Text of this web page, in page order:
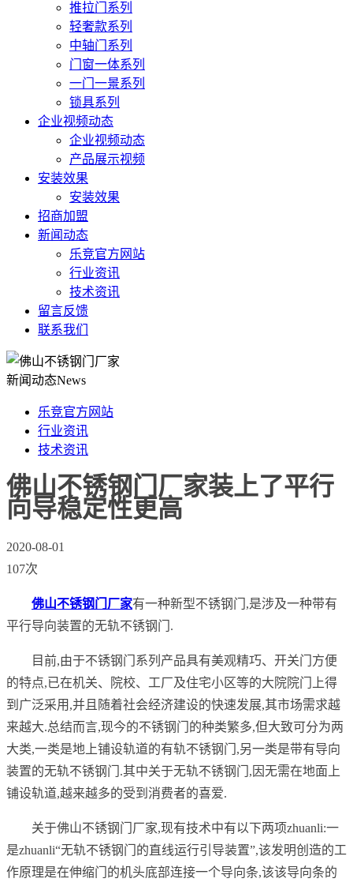
推拉门系列
轻奢款系列
中轴门系列
门窗一体系列
一门一景系列
锁具系列
企业视频动态
企业视频动态
产品展示视频
安装效果
安装效果
招商加盟
新闻动态
乐竞官方网站
行业资讯
技术资讯
留言反馈
联系我们
新闻动态News
乐竞官方网站
行业资讯
技术资讯
佛山不锈钢门厂家装上了平行
向导稳定性更高
2020-08-01
107次
佛山不锈钢门厂家有一种新型不锈钢门,是涉及一种带有
平行导向装置的无轨不锈钢门.
目前,由于不锈钢门系列产品具有美观精巧、开关门方便
的特点,已在机关、院校、工厂及住宅小区等的大院院门上得
到广泛采用,并且随着社会经济建设的快速发展,其市场需求越
来越大.总结而言,现今的不锈钢门的种类繁多,但大致可分为两
大类,一类是地上铺设轨道的有轨不锈钢门,另一类是带有导向
装置的无轨不锈钢门.其中关于无轨不锈钢门,因无需在地面上
铺设轨道,越来越多的受到消费者的喜爱.
关于佛山不锈钢门厂家,现有技术中有以下两项zhuanli:一
是zhuanli“无轨不锈钢门的直线运行引导装置”,该发明创造的工
作原理是在伸缩门的机头底部连接一个导向条,该该导向条的